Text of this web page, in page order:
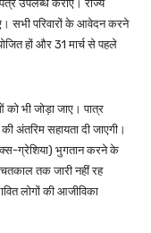
उपलब्ध कराएं। राज्य
सभी परिवारों के आवेदन करने
हों और 31 मार्च से पहले
भी जोड़ा जाए। पात्र
अंतरिम सहायता दी जाएगी।
ग्रेशिया) भुगतान करने के
तक जारी नहीं रह
लोगों की आजीविका